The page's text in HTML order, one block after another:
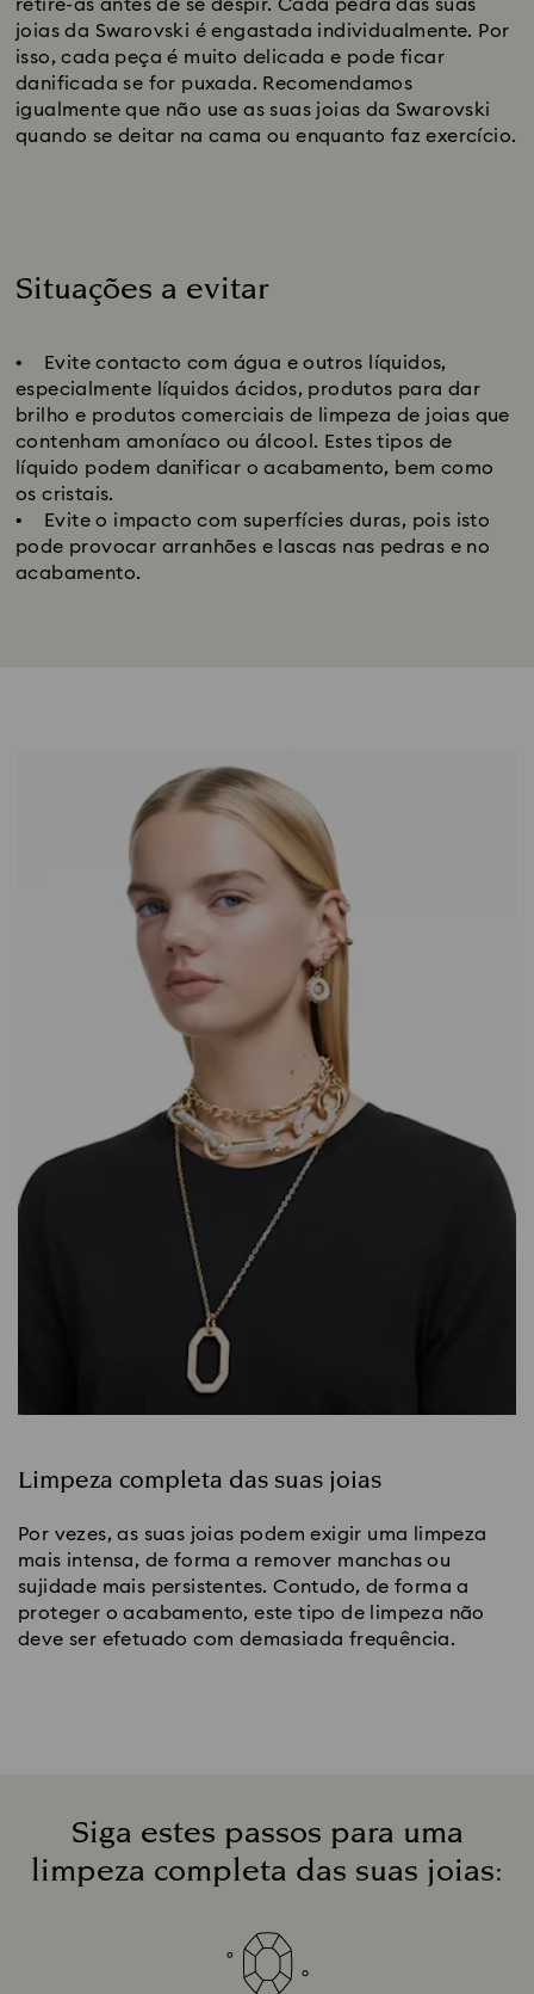
retire-as antes de se despir. Cada pedra das suas
joias da Swarovski é engastada individualmente. Por
isso, cada peça é muito delicada e pode ficar
danificada se for puxada. Recomendamos
igualmente que não use as suas joias da Swarovski
quando se deitar na cama ou enquanto faz exercício.
Situações a evitar
• Evite contacto com água e outros líquidos,
especialmente líquidos ácidos, produtos para dar
brilho e produtos comerciais de limpeza de joias que
contenham amoníaco ou álcool. Estes tipos de
líquido podem danificar o acabamento, bem como
os cristais.
• Evite o impacto com superfícies duras, pois isto
pode provocar arranhões e lascas nas pedras e no
acabamento.
Limpeza completa das suas joias
Por vezes, as suas joias podem exigir uma limpeza
mais intensa, de forma a remover manchas ou
sujidade mais persistentes. Contudo, de forma a
proteger o acabamento, este tipo de limpeza não
deve ser efetuado com demasiada frequência.
Siga estes passos para uma
limpeza completa das suas joias: